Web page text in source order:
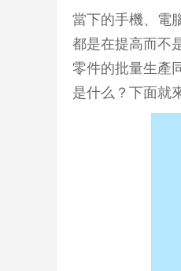
當下的手機、電
都是在提高而不
零件的批量生產
是什么？下面就